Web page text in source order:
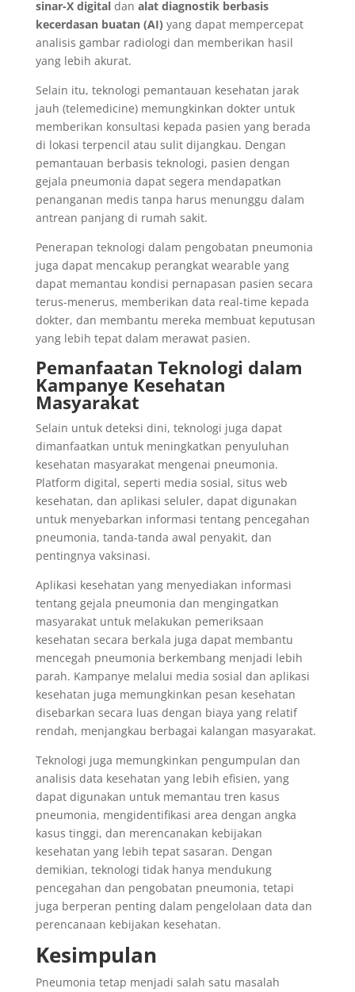
sinar-X digitaldan alat diagnostik berbasis
kecerdasan buatan (AI) yang dapat mempercepat
analisis gambar radiologi dan memberikan hasil
yang lebih akurat.
Selain itu, teknologi pemantauan kesehatan jarak
jauh (telemedicine) memungkinkan dokter untuk
memberikan konsultasi kepada pasien yang berada
di lokasi terpencil atau sulit dijangkau. Dengan
pemantauan berbasis teknologi, pasien dengan
gejala pneumonia dapat segera mendapatkan
penanganan medis tanpa harus menunggu dalam
antrean panjang di rumah sakit.
Penerapan teknologi dalam pengobatan pneumonia
juga dapat mencakup perangkat wearable yang
dapat memantau kondisi pernapasan pasien secara
terus-menerus, memberikan data real-time kepada
dokter, dan membantu mereka membuat keputusan
yang lebih tepat dalam merawat pasien.
Pemanfaatan Teknologi dalam
Kampanye Kesehatan
Masyarakat
Selain untuk deteksi dini, teknologi juga dapat
dimanfaatkan untuk meningkatkan penyuluhan
kesehatan masyarakat mengenai pneumonia.
Platform digital, seperti media sosial, situs web
kesehatan, dan aplikasi seluler, dapat digunakan
untuk menyebarkan informasi tentang pencegahan
pneumonia, tanda-tanda awal penyakit, dan
pentingnya vaksinasi.
Aplikasi kesehatan yang menyediakan informasi
tentang gejala pneumonia dan mengingatkan
masyarakat untuk melakukan pemeriksaan
kesehatan secara berkala juga dapat membantu
mencegah pneumonia berkembang menjadi lebih
parah. Kampanye melalui media sosial dan aplikasi
kesehatan juga memungkinkan pesan kesehatan
disebarkan secara luas dengan biaya yang relatif
rendah, menjangkau berbagai kalangan masyarakat.
Teknologi juga memungkinkan pengumpulan dan
analisis data kesehatan yang lebih efisien, yang
dapat digunakan untuk memantau tren kasus
pneumonia, mengidentifikasi area dengan angka
kasus tinggi, dan merencanakan kebijakan
kesehatan yang lebih tepat sasaran. Dengan
demikian, teknologi tidak hanya mendukung
pencegahan dan pengobatan pneumonia, tetapi
juga berperan penting dalam pengelolaan data dan
perencanaan kebijakan kesehatan.
Kesimpulan
Pneumonia tetap menjadi salah satu masalah